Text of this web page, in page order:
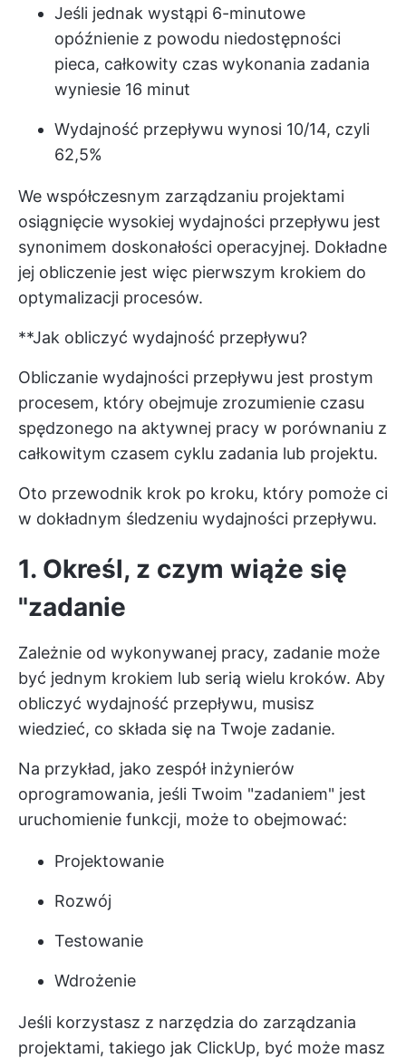
Jeśli jednak wystąpi 6-minutowe
opóźnienie z powodu niedostępności
pieca, całkowity czas wykonania zadania
wyniesie 16 minut
Wydajność przepływu wynosi 10/14, czyli
62,5%
We współczesnym zarządzaniu projektami
osiągnięcie wysokiej wydajności przepływu jest
synonimem doskonałości operacyjnej. Dokładne
jej obliczenie jest więc pierwszym krokiem do
optymalizacji procesów.
**Jak obliczyć wydajność przepływu?
Obliczanie wydajności przepływu jest prostym
procesem, który obejmuje zrozumienie czasu
spędzonego na aktywnej pracy w porównaniu z
całkowitym czasem cyklu zadania lub projektu.
Oto przewodnik krok po kroku, który pomoże ci
w dokładnym śledzeniu wydajności przepływu.
1. Określ, z czym wiąże się
"zadanie
Zależnie od wykonywanej pracy, zadanie może
być jednym krokiem lub serią wielu kroków. Aby
obliczyć wydajność przepływu, musisz
wiedzieć, co składa się na Twoje zadanie.
Na przykład, jako zespół inżynierów
oprogramowania, jeśli Twoim "zadaniem" jest
uruchomienie funkcji, może to obejmować:
Projektowanie
Rozwój
Testowanie
Wdrożenie
Jeśli korzystasz z narzędzia do zarządzania
projektami, takiego jak ClickUp, być może masz